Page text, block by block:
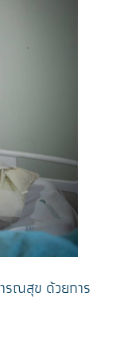
รณสุข ด้วยการ